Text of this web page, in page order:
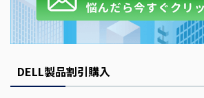
DELL製品割引購入